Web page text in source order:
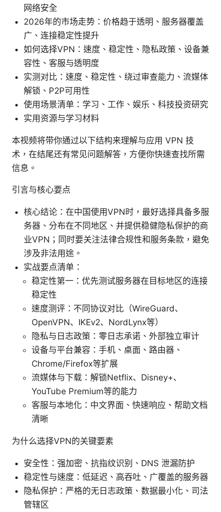
网络安全
2026年的市场走势：价格趋于透明、服务器覆盖
广、连接稳定性提升
如何选择VPN：速度、稳定性、隐私政策、设备兼
容性、客服与透明度
实测对比：速度、稳定性、绕过审查能力、流媒体
解锁、P2P可用性
使用场景清单：学习、工作、娱乐、科技投资研究
实用资源与学习材料
本视频将带你通过以下结构来理解与应用 VPN 技
术，在结尾还有常见问题解答，方便你快速查找所需
信息。
引言与核心要点
核心结论：在中国使用VPN时，最好选择具备多服
务器、分布在不同地区、并提供稳健隐私保护的商
业VPN；同时要关注法律合规性和服务条款，避免
涉及非法用途。
实战要点清单：
稳定性第一：优先测试服务器在目标地区的连接
稳定性
速度测评：不同协议对比（WireGuard、
OpenVPN、IKEv2、NordLynx等）
隐私与日志政策：零日志承诺、外部独立审计
设备与平台兼容：手机、桌面、路由器、
Chrome/Firefox等扩展
流媒体与下载：解锁Netflix、Disney+、
YouTube Premium等的能力
客服与本地化：中文界面、快速响应、帮助文档
清晰
为什么选择VPN的关键要素
安全性：强加密、抗指纹识别、DNS 泄漏防护
稳定性与速度：低延迟、高吞吐、广覆盖的服务器
隐私保护：严格的无日志政策、数据最小化、司法
管辖区